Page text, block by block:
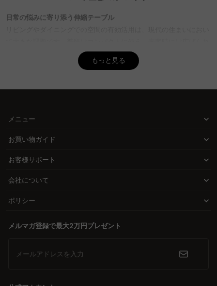
種類があります。スライド型は操作が簡単で、伸長する長さを自由
とができるので、ぜひバーチャルショールームで確認してみてくだ
す。セラミックは耐熱性が高く、調理したての鍋を直接置くことが
提供しているので、安心して長期間使用できます。
日常の悩みに寄り添う伸縮テーブル
る伸縮テーブルは、そのような悩みに対する理想的な解決策となり
肢を提供しています。これにより、日常の使用にも、特別なイベン
トにも最適な空間を創り出すことができます。
品質とデザインの両立
耐えうる耐久性を実現。北欧モダンやヴィンテージ、ナチュラルな
ッチします。
安心の信頼とサービス
チャルショールームのサービスで、購入後も安心して使用できる信
もっと見る
メニュー
お買い物ガイド
お客様サポート
会社について
ポリシー
メルマガ登録で最大2万円プレゼント
メールアドレスを入力